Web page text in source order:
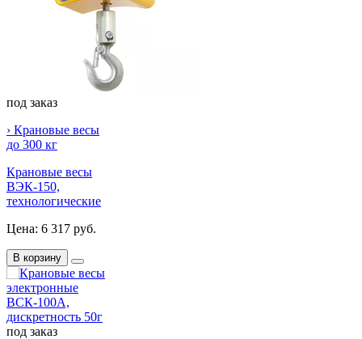
под заказ
› Крановые весы
до 300 кг
Крановые весы
ВЭК-150,
технологические
Цена: 6 317 руб.
В корзину
под заказ